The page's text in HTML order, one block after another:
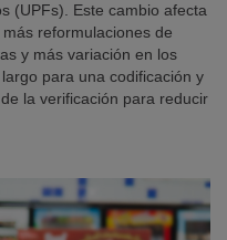
(UPFs). Este cambio afecta
reformulaciones de
y más variación en los
para una codificación y
la verificación para reducir